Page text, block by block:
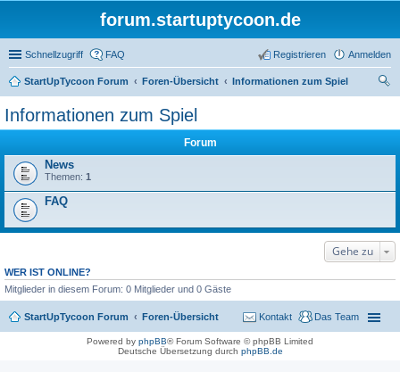
forum.startuptycoon.de
Schnellzugriff FAQ Anmelden
Registrieren
StartUpTycoon Forum Foren-Übersicht
Informationen zum Spiel
Informationen zum Spiel
Forum
News
Themen: 1
FAQ
Gehe zu
WER IST ONLINE?
Mitglieder in diesem Forum: 0 Mitglieder und 0 Gäste
StartUpTycoon Forum Foren-Übersicht Das Team
Kontakt
Powered by phpBB® Forum Software © phpBB Limited
Deutsche Übersetzung durch phpBB.de